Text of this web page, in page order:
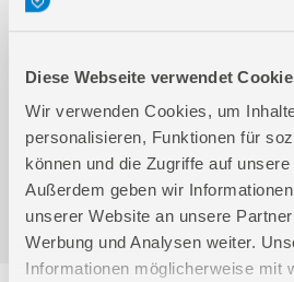
Diese Webseite verwendet
Wir verwenden Cookies, um
personalisieren, Funktionen für
können und die Zugriffe auf
Außerdem geben wir
unserer Website an unsere
Werbung und Analysen weiter.
Informationen möglicherweise mit
Konformitätserklärung